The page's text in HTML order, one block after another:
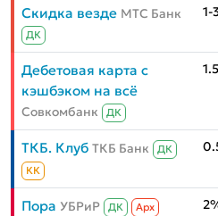
Скидка везде МТС Банк
ДК
1-
Дебетовая карта с
кэшбэком на всё
Совкомбанк ДК
ТКБ. Клуб ТКБ Банк
ДК
КК
Пора УБРиР ДК Aрх